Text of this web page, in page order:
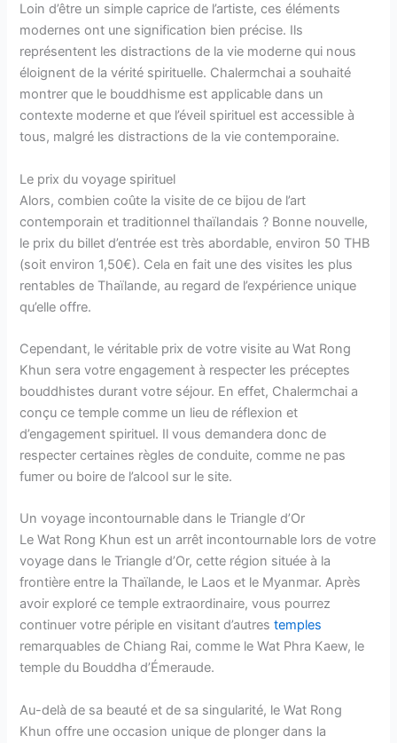
Loin d’être un simple caprice de l’artiste, ces éléments
modernes ont une signification bien précise. Ils
représentent les distractions de la vie moderne qui nous
éloignent de la vérité spirituelle. Chalermchai a souhaité
montrer que le bouddhisme est applicable dans un
contexte moderne et que l’éveil spirituel est accessible à
tous, malgré les distractions de la vie contemporaine.
Le prix du voyage spirituel
Alors, combien coûte la visite de ce bijou de l’art
contemporain et traditionnel thaïlandais ? Bonne nouvelle,
le prix du billet d’entrée est très abordable, environ 50 THB
(soit environ 1,50€). Cela en fait une des visites les plus
rentables de Thaïlande, au regard de l’expérience unique
qu’elle offre.
Cependant, le véritable prix de votre visite au Wat Rong
Khun sera votre engagement à respecter les préceptes
bouddhistes durant votre séjour. En effet, Chalermchai a
conçu ce temple comme un lieu de réflexion et
d’engagement spirituel. Il vous demandera donc de
respecter certaines règles de conduite, comme ne pas
fumer ou boire de l’alcool sur le site.
Un voyage incontournable dans le Triangle d’Or
Le Wat Rong Khun est un arrêt incontournable lors de votre
voyage dans le Triangle d’Or, cette région située à la
frontière entre la Thaïlande, le Laos et le Myanmar. Après
avoir exploré ce temple extraordinaire, vous pourrez
continuer votre périple en visitant d’autrestemples
remarquables de Chiang Rai, comme le Wat Phra Kaew, le
temple du Bouddha d’Émeraude.
Au-delà de sa beauté et de sa singularité, le Wat Rong
Khun offre une occasion unique de plonger dans la